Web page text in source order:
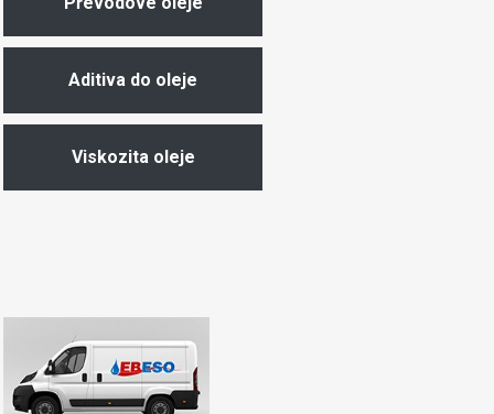
Aditiva do oleje
Viskozita oleje